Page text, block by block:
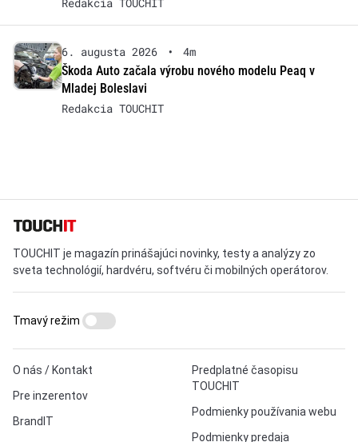
6. augusta 2026 •
4m
Škoda Auto začala výrobu nového modelu Peaq v
Mladej Boleslavi
Redakcia TOUCHIT
TOUCHIT je magazín prinášajúci novinky, testy a analýzy zo
sveta technológií, hardvéru, softvéru či mobilných operátorov.
O nás / Kontakt
Pre inzerentov
BrandIT
Predplatné časopisu
TOUCHIT
Podmienky používania webu
Podmienky predaja
Tmavý režim